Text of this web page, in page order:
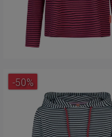
-50%